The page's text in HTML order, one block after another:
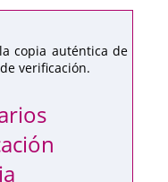
copia auténtica de
verificación.